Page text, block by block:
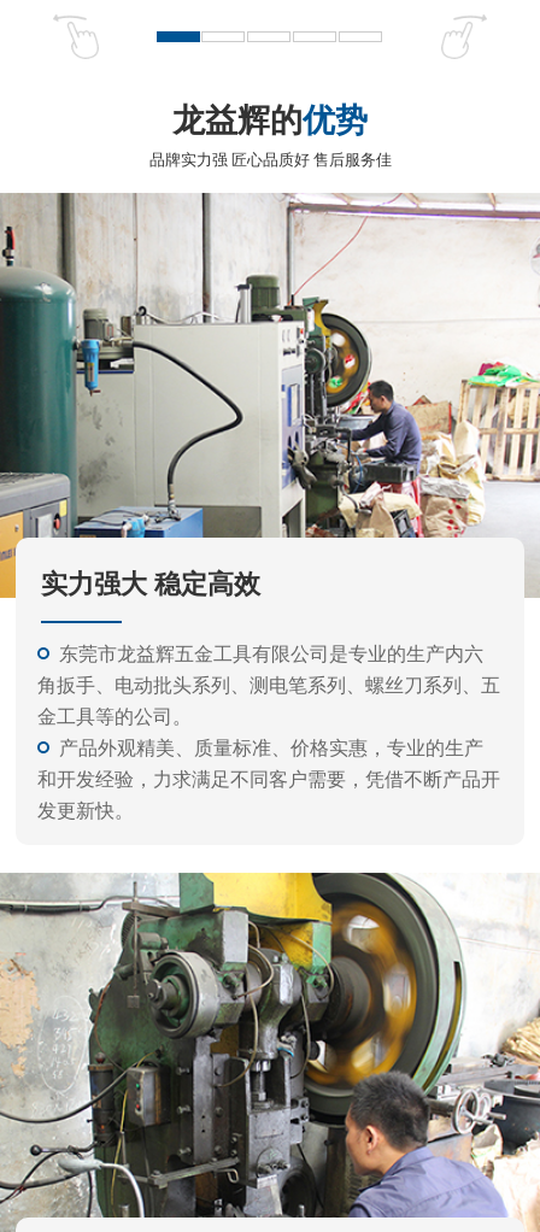
龙益辉的优势
品牌实力强 匠心品质好 售后服务佳
实力强大 稳定高效
东莞市龙益辉五金工具有限公司是专业的生产内六
角扳手、电动批头系列、测电笔系列、螺丝刀系列、五
金工具等的公司。
产品外观精美、质量标准、价格实惠，专业的生产
和开发经验，力求满足不同客户需要，凭借不断产品开
发更新快。